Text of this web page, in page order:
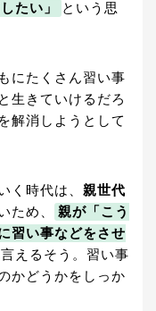
たい」
という思
にたくさん習い事
生きていけるだろ
解消しようとして
く時代は、 親世代
ため、
親が「こう
習い事などをさせ
えるそう。習い事
かどうかをしっか